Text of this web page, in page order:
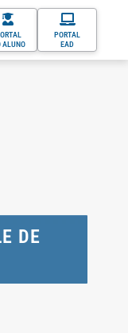
ALUNO
PORTAL
EAD
DE